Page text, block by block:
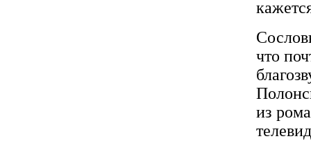
что
из